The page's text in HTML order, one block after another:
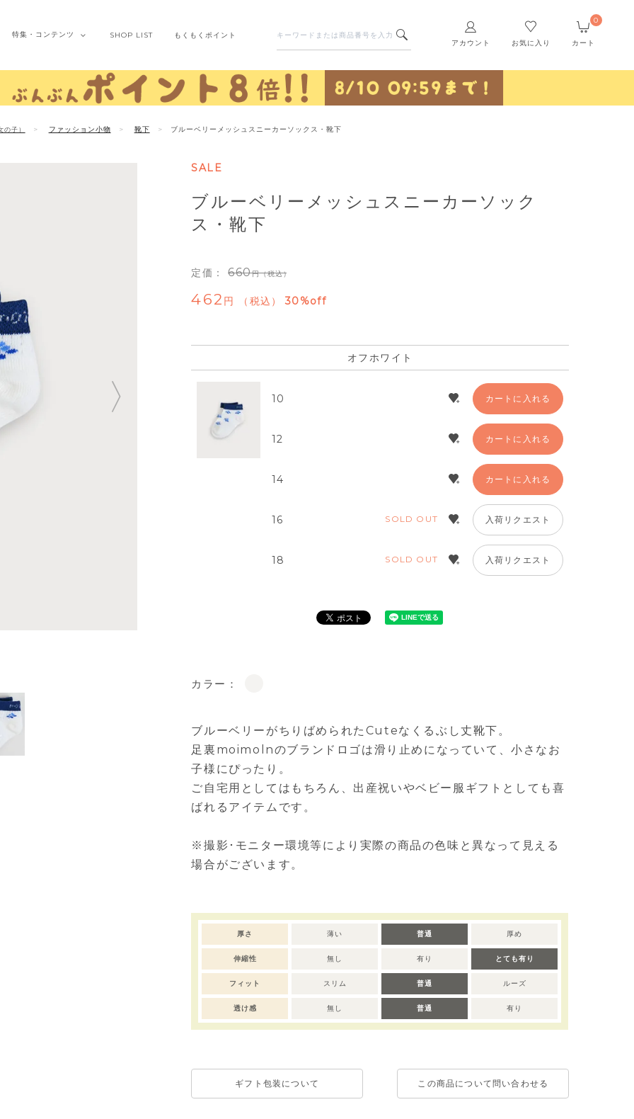
アカウント お気に入り カート
0
特集・ コンテンツ SHOP LIST もくもくポイント
の子） ファッション小物 靴下 ブルーベリーメッシュスニーカーソックス・靴下
SALE
ブルーベリーメッシュスニーカーソック
ス・靴下
定価： 660 （税込）
462 税込 30%off
オフホワイト
10 カートに入れる
12 カートに入れる
14 カートに入れる
16 SOLD OUT 入荷リクエスト
18 SOLD OUT 入荷リクエスト
カラー：
ブルーベリーがちりばめられたCuteなくるぶし丈靴下。
足裏moimolnのブランドロゴは滑り止めになっていて、小さなお
子様にぴったり。
ご自宅用としてはもちろん、出産祝いやベビー服ギフトとしても喜
ばれるアイテムです。
※撮影･モニター環境等により実際の商品の色味と異なって見える
場合がございます。
厚さ 薄い 普通 厚め
伸縮性 無し 有り とても有り
フィット スリム 普通 ルーズ
透け感 無し 普通 有り
ギフト包装について この商品について問い合わせる